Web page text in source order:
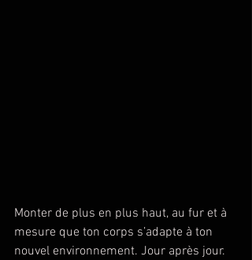
Monter de plus en plus haut, au fur et à
mesure que ton corps s’adapte à ton
nouvel environnement. Jour après jour.